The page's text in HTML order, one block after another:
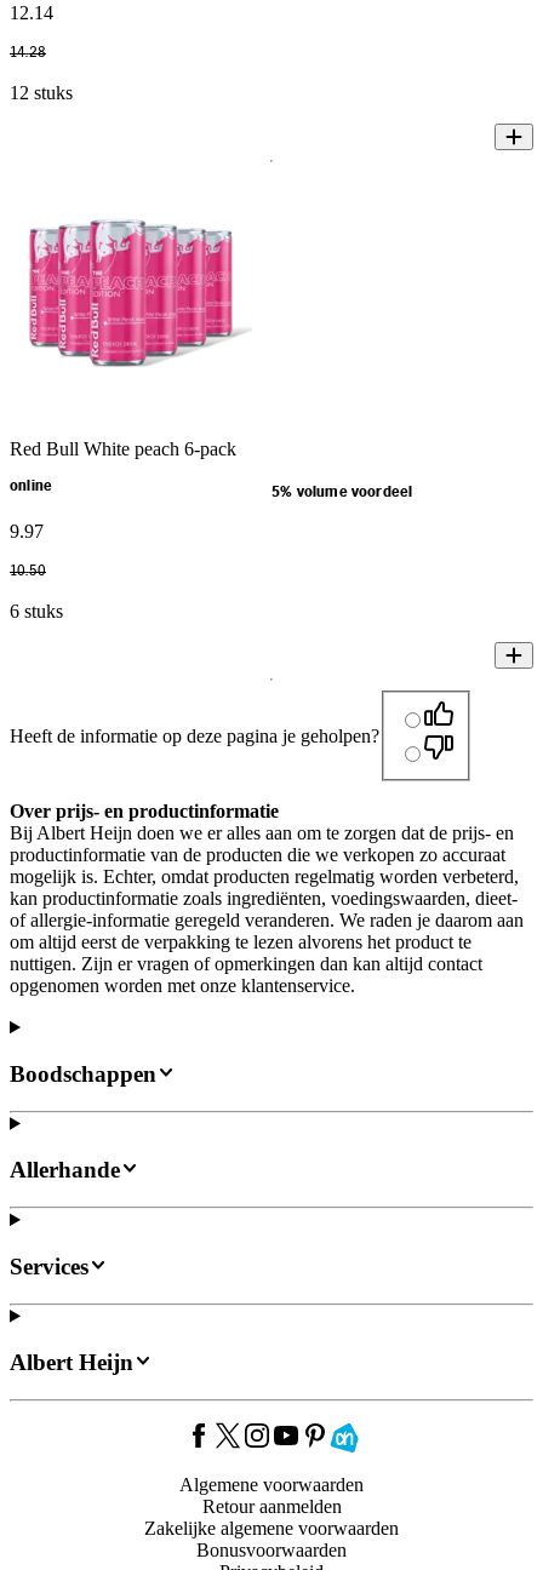
12.14
14.28
12 stuks
Red Bull White peach 6-pack
online 5% volume voordeel
9.97
10.50
6 stuks
Heeft de informatie op deze pagina je geholpen?
Over prijs- en productinformatie
Bij Albert Heijn doen we er alles aan om te zorgen dat de prijs- en
productinformatie van de producten die we verkopen zo accuraat
mogelijk is. Echter, omdat producten regelmatig worden verbeterd,
kan productinformatie zoals ingrediënten, voedingswaarden, dieet-
of allergie-informatie geregeld veranderen. We raden je daarom aan
om altijd eerst de verpakking te lezen alvorens het product te
nuttigen. Zijn er vragen of opmerkingen dan kan altijd contact
opgenomen worden met onze klantenservice.
Boodschappen
Allerhande
Services
Albert Heijn
Algemene voorwaarden
Retour aanmelden
Zakelijke algemene voorwaarden
Bonusvoorwaarden